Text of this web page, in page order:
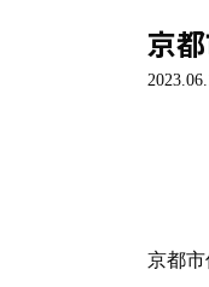
京
京都市